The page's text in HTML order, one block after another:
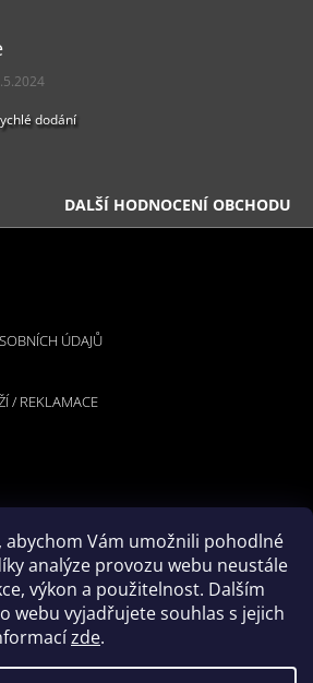
abychom Vám umožnili pohodlné
analýze provozu webu neustále
výkon a použitelnost. Dalším
webu vyjadřujete souhlas s jejich
zde.
obchodu je 5 z 5 hvězdiček.
dodání
DALŠÍ HODNOCENÍ OBCHODU
ÚDAJŮ
/ REKLAMACE
PLATBY